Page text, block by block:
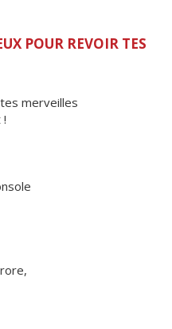
POUR REVOIR TES
merveilles